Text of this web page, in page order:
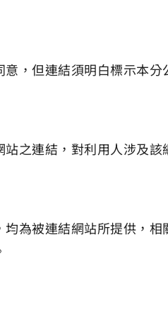
，但連結須明白標示本
之連結，對利用人涉及
為被連結網站所提供，